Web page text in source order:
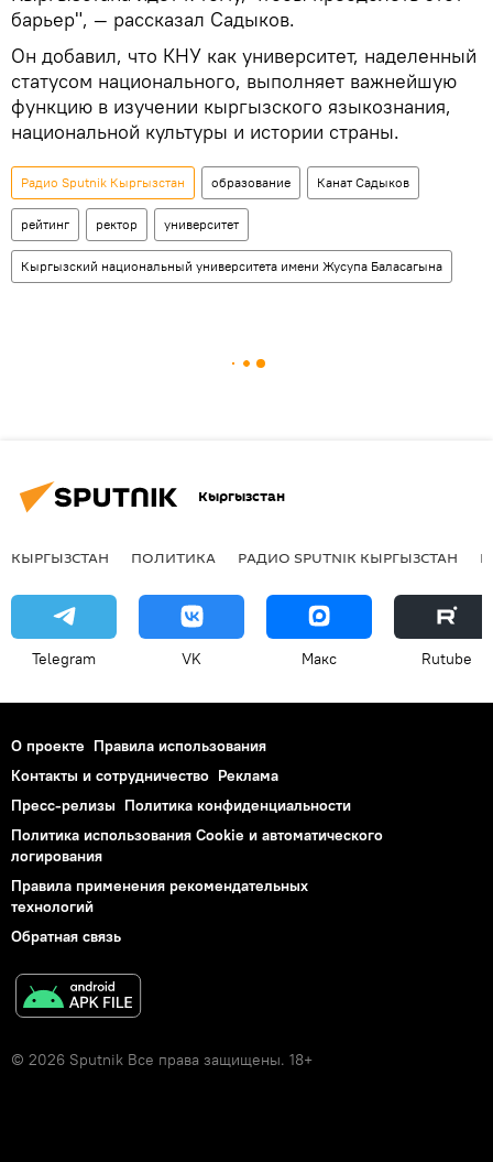
барьер", — рассказал Садыков.
Он добавил, что КНУ как университет, наделенный
статусом национального, выполняет важнейшую
функцию в изучении кыргызского языкознания,
национальной культуры и истории страны.
Радио Sputnik Кыргызстан образование Канат Садыков
рейтинг ректор университет
Кыргызский национальный университета имени Жусупа Баласагына
Кыргызстан
КЫРГЫЗСТАН ПОЛИТИКА РАДИО SPUTNIK КЫРГЫЗСТАН
Telegram VK Макс Rutube
О проекте Правила использования
Контакты и сотрудничество Реклама
Пресс-релизы Политика конфиденциальности
Политика использования Cookie и автоматического
логирования
Правила применения рекомендательных
технологий
Обратная связь
© 2026 Sputnik Все права защищены. 18+